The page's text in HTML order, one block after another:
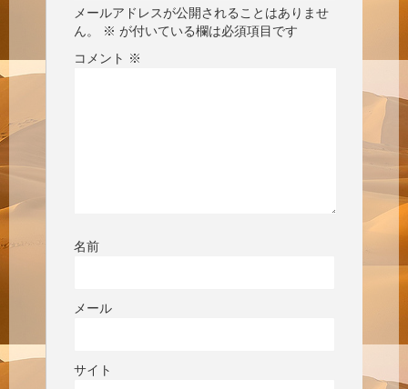
メールアドレスが公開されることはありませ
ん。
※ が付いている欄は必須項目です
コメント ※
名前
メール
サイト